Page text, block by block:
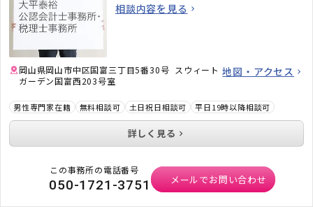
相談内容を見る
岡山県岡山市中区国富三丁目5番30号 スウィート
ガーデン国富西203号室
地図・アクセス
男性専門家在籍 無料相談可 土日祝日相談可 平日19時以降相談可
詳しく見る
この事務所の電話番号
050-1721-3751 メールでお問い合わせ